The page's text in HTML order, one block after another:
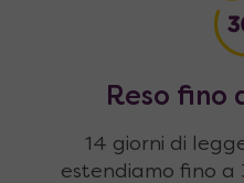
Reso fino
14 giorni di
estendiamo fino a